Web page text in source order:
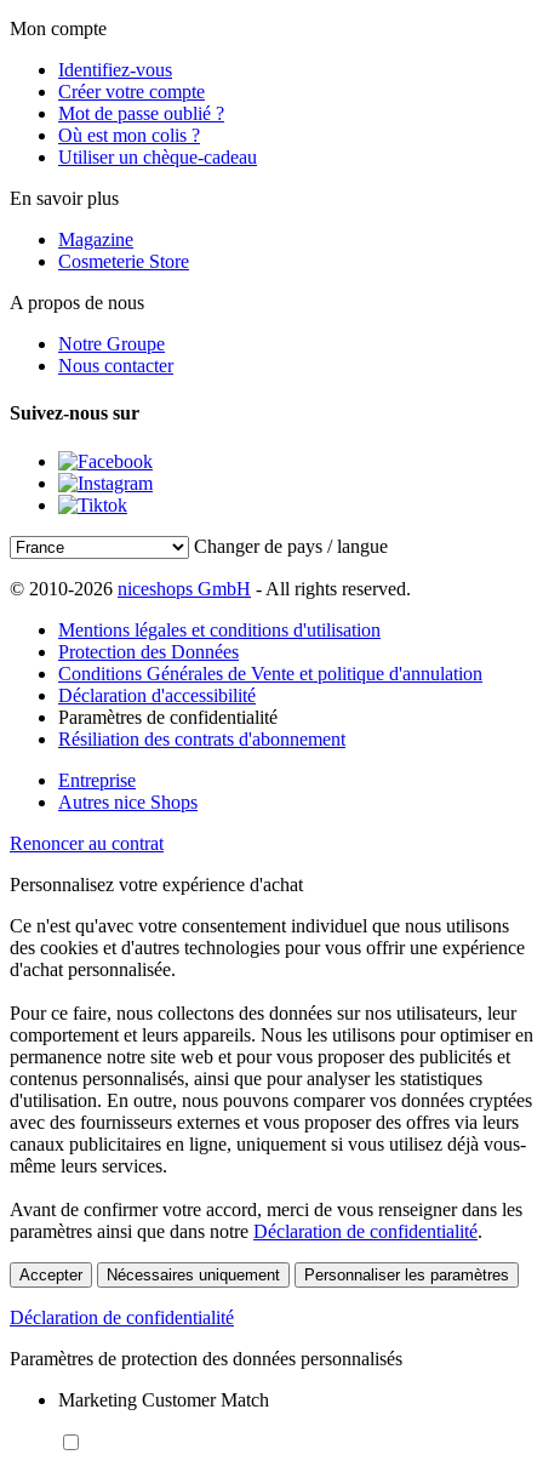
Mon compte
Identifiez-vous
Créer votre compte
Mot de passe oublié ?
Où est mon colis ?
Utiliser un chèque-cadeau
En savoir plus
Magazine
Cosmeterie Store
A propos de nous
Notre Groupe
Nous contacter
Suivez-nous sur
Changer de pays / langue
© 2010-2026 niceshops GmbH - All rights reserved.
Mentions légales et conditions d'utilisation
Protection des Données
Conditions Générales de Vente et politique d'annulation
Déclaration d'accessibilité
Paramètres de confidentialité
Résiliation des contrats d'abonnement
Entreprise
Autres nice Shops
Renoncer au contrat
Personnalisez votre expérience d'achat
Ce n'est qu'avec votre consentement individuel que nous utilisons
des cookies et d'autres technologies pour vous offrir une expérience
d'achat personnalisée.
Pour ce faire, nous collectons des données sur nos utilisateurs, leur
comportement et leurs appareils. Nous les utilisons pour optimiser en
permanence notre site web et pour vous proposer des publicités et
contenus personnalisés, ainsi que pour analyser les statistiques
d'utilisation. En outre, nous pouvons comparer vos données cryptées
avec des fournisseurs externes et vous proposer des offres via leurs
canaux publicitaires en ligne, uniquement si vous utilisez déjà vous-
même leurs services.
Avant de confirmer votre accord, merci de vous renseigner dans les
paramètres ainsi que dans notre Déclaration de confidentialité.
Accepter Nécessaires uniquement Personnaliser les paramètres
Déclaration de confidentialité
Paramètres de protection des données personnalisés
Marketing Customer Match